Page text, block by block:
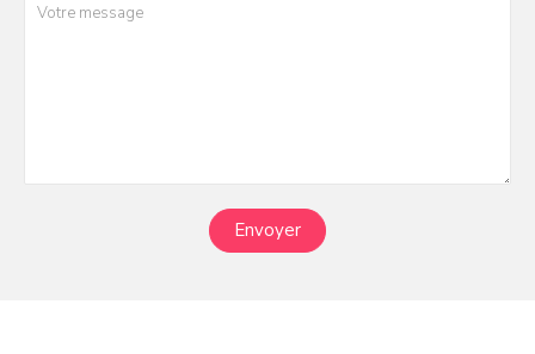
Envoyer